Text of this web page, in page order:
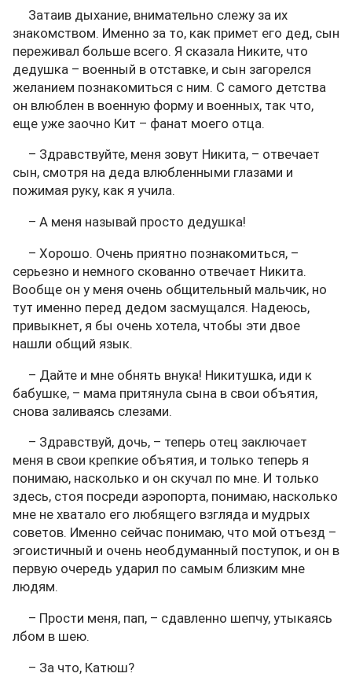
Затаив дыхание, внимательно слежу за их
знакомством. Именно за то, как примет его дед, сын
переживал больше всего. Я сказала Никите, что
дедушка – военный в отставке, и сын загорелся
желанием познакомиться с ним. С самого детства
он влюблен в военную форму и военных, так что,
еще уже заочно Кит – фанат моего отца.
– Здравствуйте, меня зовут Никита, – отвечает
сын, смотря на деда влюбленными глазами и
пожимая руку, как я учила.
– А меня называй просто дедушка!
– Хорошо. Очень приятно познакомиться, –
серьезно и немного скованно отвечает Никита.
Вообще он у меня очень общительный мальчик, но
тут именно перед дедом засмущался. Надеюсь,
привыкнет, я бы очень хотела, чтобы эти двое
нашли общий язык.
– Дайте и мне обнять внука! Никитушка, иди к
бабушке, – мама притянула сына в свои объятия,
снова заливаясь слезами.
– Здравствуй, дочь, – теперь отец заключает
меня в свои крепкие объятия, и только теперь я
понимаю, насколько и он скучал по мне. И только
здесь, стоя посреди аэропорта, понимаю, насколько
мне не хватало его любящего взгляда и мудрых
советов. Именно сейчас понимаю, что мой отъезд –
эгоистичный и очень необдуманный поступок, и он в
первую очередь ударил по самым близким мне
людям.
– Прости меня, пап, – сдавленно шепчу, утыкаясь
лбом в шею.
– За что, Катюш?